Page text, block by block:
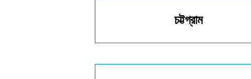
চট্টগ্রাম